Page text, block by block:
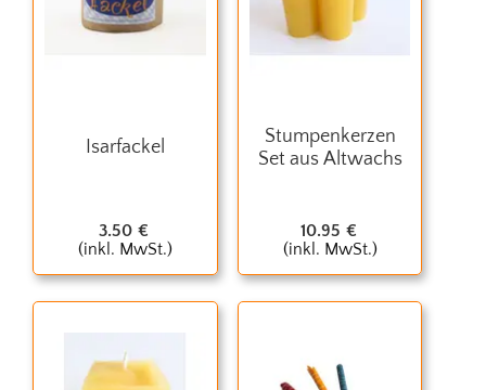
Isarfackel
3.50 €
(inkl. MwSt.)
Stumpenkerzen
Set aus Altwachs
10.95 €
(inkl. MwSt.)